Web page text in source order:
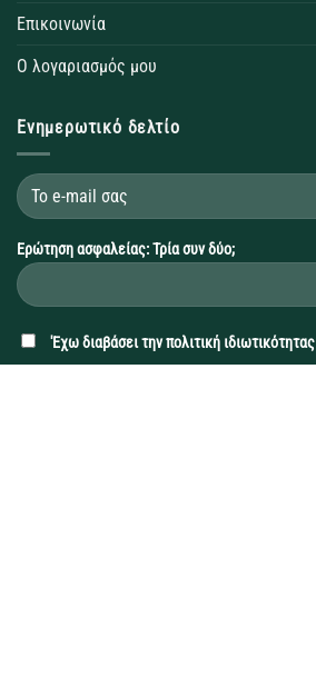
Επικοινωνία
Ο λογαριασμός μου
Ενημερωτικό δελτίο
Ερώτηση ασφαλείας: Τρία συν δύο;
'Εχω διαβάσει τηνπολιτική ιδιωτικότητας